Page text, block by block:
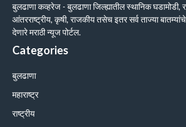
बुलढाणा कव्हरेज - बुलढाणा जिल्ह्यातील स्थानिक घडामोडी,
आंतरराष्ट्रीय, कृषी, राजकीय तसेच इतर सर्व ताज्या
देणारे मराठी न्यूज पोर्टल.
Categories
बुलढाणा
महाराष्ट्र
राष्ट्रीय